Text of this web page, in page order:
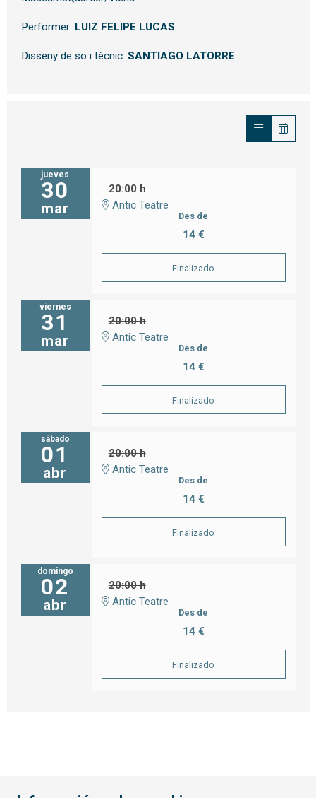
Performer: LUIZ FELIPE LUCAS
Disseny de so i tècnic: SANTIAGO LATORRE
jueves
30
mar
20:00 h
Antic Teatre
Des de
14 €
Finalizado
viernes
31
mar
20:00 h
Antic Teatre
Des de
14 €
Finalizado
sábado
01
abr
20:00 h
Antic Teatre
Des de
14 €
Finalizado
domingo
02
abr
20:00 h
Antic Teatre
Des de
14 €
Finalizado